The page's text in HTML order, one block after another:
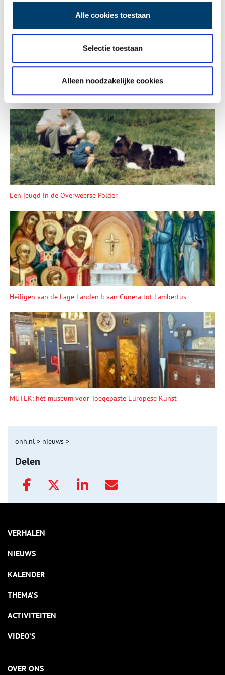
Alle cookies toestaan
Selectie toestaan
Alleen noodzakelijke cookies
Vink dit aan als u op de hoogte gehouden wil worden.
Lees meer verhalen
Een jeugd in de Overweerse Polder
Heiligen van de Lage Landen I: van Cunera tot Lambertus
MUTEK: hét museum voor Toegepaste Europese Kunst
onh.nl > nieuws >
Delen
VERHALEN
NIEUWS
KALENDER
THEMA’S
ACTIVITEITEN
VIDEO’S
OVER ONS